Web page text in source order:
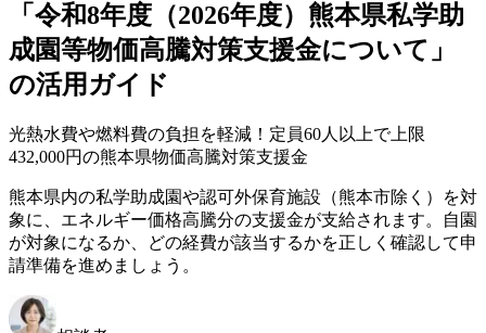
「令和8年度（2026年度）熊本県私学助
成園等物価高騰対策支援金について」
の活用ガイド
光熱水費や燃料費の負担を軽減！定員60人以上で上限
432,000円の熊本県物価高騰対策支援金
熊本県内の私学助成園や認可外保育施設（熊本市除く）を対
象に、エネルギー価格高騰分の支援金が支給されます。自園
が対象になるか、どの経費が該当するかを正しく確認して申
請準備を進めましょう。